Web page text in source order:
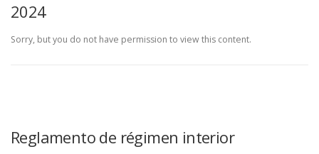
2024
Sorry, but you do not have permission to view this content.
Reglamento de régimen interior